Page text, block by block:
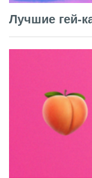
Лучшие гей-